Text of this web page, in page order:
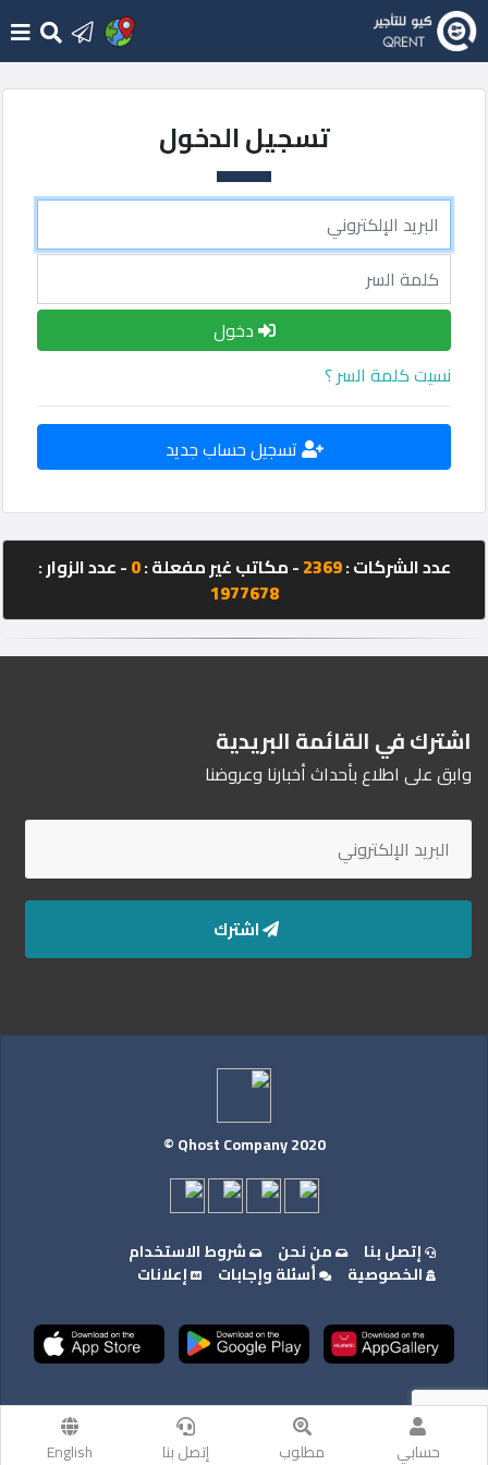
مكتب
جديد
تسجيل
الدخول
أحدث
الإضافات
English
طلب
سيارة
إتصل
بنا
المنتدى
تسجيل الدخول
دخول
نسيت كلمة السر ؟
تسجيل حساب جديد
عدد الشركات :2369- مكاتب غير مفعلة :0- عدد الزوار :
1977678
اشترك في القائمة البريدية
وابق على اطلاع بأحداث أخبارنا وعروضنا
اشترك
حسابي مطلوب إتصل بنا English
Qhost Company 2020 ©
إتصل بنا من نحن
شروط الاستخدام
الخصوصية
أسئلة وإجابات إعلانات